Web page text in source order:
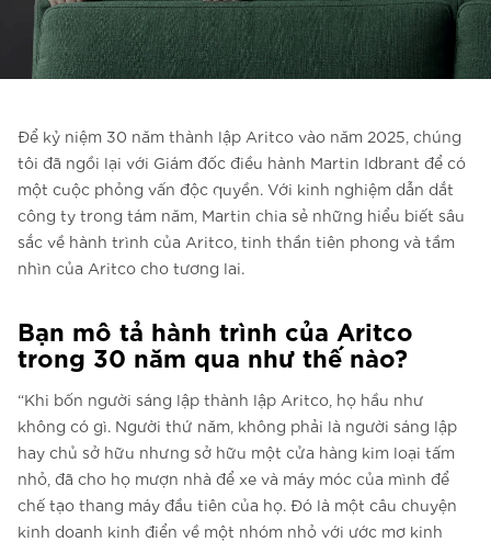
Liên hệ với chúng tôi
Liên hệ với chúng tôi
FAQ
Liên hệ với chúng tôi
Để kỷ niệm 30 năm thành lập Aritco vào năm 2025, chúng
tôi đã ngồi lại với Giám đốc điều hành Martin Idbrant để có
một cuộc phỏng vấn độc quyền. Với kinh nghiệm dẫn dắt
công ty trong tám năm, Martin chia sẻ những hiểu biết sâu
sắc về hành trình của Aritco, tinh thần tiên phong và tầm
nhìn của Aritco cho tương lai.
Bạn mô tả hành trình của Aritco
trong 30 năm qua như thế nào?
“Khi bốn người sáng lập thành lập Aritco, họ hầu như
không có gì. Người thứ năm, không phải là người sáng lập
hay chủ sở hữu nhưng sở hữu một cửa hàng kim loại tấm
nhỏ, đã cho họ mượn nhà để xe và máy móc của mình để
chế tạo thang máy đầu tiên của họ. Đó là một câu chuyện
kinh doanh kinh điển về một nhóm nhỏ với ước mơ kinh